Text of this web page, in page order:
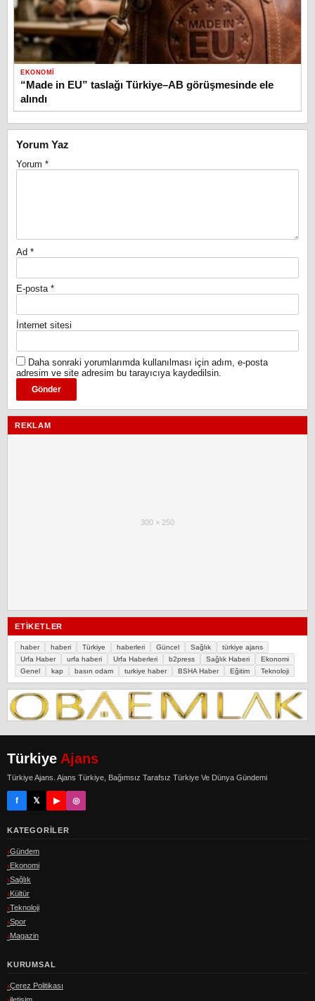
EKONOMI
“Made in EU” taslağı Türkiye–AB görüşmesinde ele
alındı
Yorum Yaz
Yorum *
Ad *
E-posta *
İnternet sitesi
Daha sonraki yorumlarımda kullanılması için adım, e-posta
adresim ve site adresim bu tarayıcıya kaydedilsin.
REKLAM
300 × 250
ETIKETLER
haber haberi Türkiye haberleri Güncel Sağlık
türkiye ajans
Urfa Haber
urfa haberi Urfa Haberleri b2press Sağlık Haberi
Ekonomi
Genel
kap basın odam turkiye haber BSHA Haber Eğitim Teknoloji
Türkiye Ajans
Türkiye Ajans. Ajans Türkiye, Bağımsız Tarafsız Türkiye Ve Dünya Gündemi
f 𝕏 ▶ ◎
KATEGORILER
Gündem
Ekonomi
Sağlık
Kültür
Teknoloji
Spor
Magazin
KURUMSAL
Çerez Politikası